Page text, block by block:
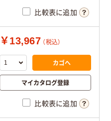
比較表に追加
￥13,967 （税込）
カゴへ
マイカタログ登録
比較表に追加